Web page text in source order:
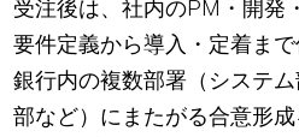
受注後は、社内のPM・開発
要件定義から導入・定着まで
銀行内の複数部署（システ
部など）にまたがる合意形成